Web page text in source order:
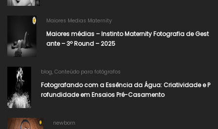
Maiores Medias Maternity
Maiores médias – Instinto Maternity Fotografia de Gest
ante – 3º Round – 2025
blog,Conteúdo para fotógrafos
Fotografando com a Essência da Água: Criatividade e P
rofundidade em Ensaios Pré-Casamento
newborn